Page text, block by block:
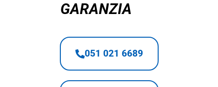
GARANZIA
051 021 6689